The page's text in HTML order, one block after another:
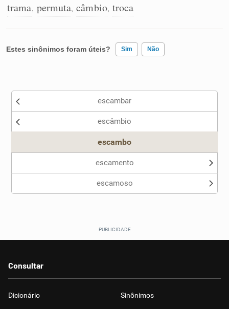
Conexões
Dicionário
trama, permuta, câmbio, troca
Estes sinônimos foram úteis? Sim Não
Nenhum dos sinônimos apresentados me ajudou
escambar
escâmbio
escambo
escamento
escamoso
Consultar
Dicionário Sinônimos